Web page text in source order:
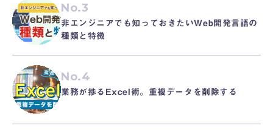
No.3
非エンジニアでも知っておきたいWeb開発言語の
種類と特徴
No.4
業務が捗るExcel術。重複データを削除する